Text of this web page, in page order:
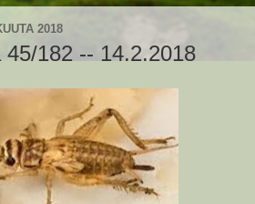
2018
45/182 -- 14.2.2018